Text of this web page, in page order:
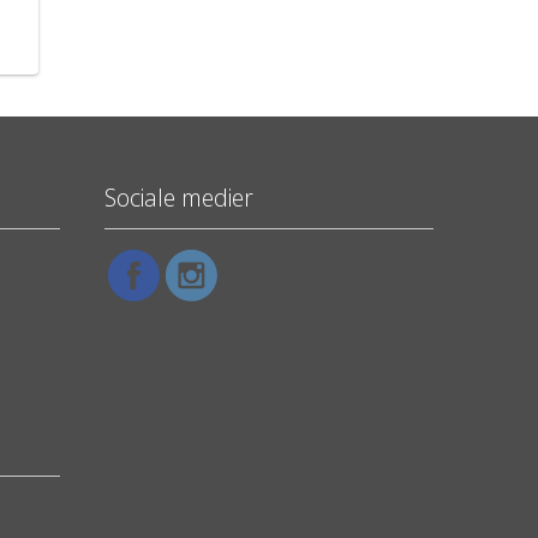
Sociale medier